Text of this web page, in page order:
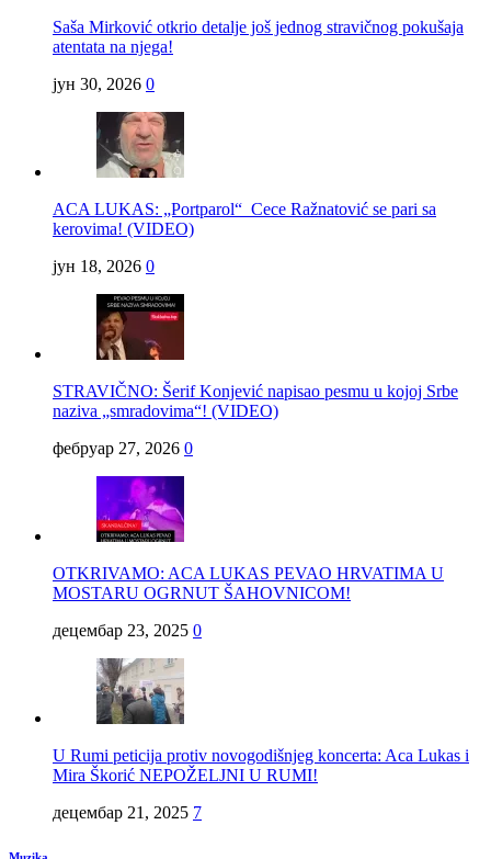
Saša Mirković otkrio detalje još jednog stravičnog pokušaja
atentata na njega!
јун 30, 2026 0
ACA LUKAS: „Portparol“ Cece Ražnatović se pari sa
kerovima! (VIDEO)
јун 18, 2026 0
STRAVIČNO: Šerif Konjević napisao pesmu u kojoj Srbe
naziva „smradovima“! (VIDEO)
фебруар 27, 2026 0
OTKRIVAMO: ACA LUKAS PEVAO HRVATIMA U
MOSTARU OGRNUT ŠAHOVNICOM!
децембар 23, 2025 0
U Rumi peticija protiv novogodišnjeg koncerta: Aca Lukas i
Mira Škorić NEPOŽELJNI U RUMI!
децембар 21, 2025 7